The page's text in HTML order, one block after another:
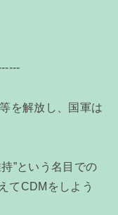
を解放し、国軍は
”という名目での
てCDMをしよう